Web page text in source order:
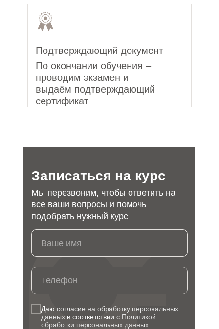
Подтверждающий документ
По окончании обучения –
проводим экзамен и
выдаём подтверждающий
сертификат
Записаться на курс
Мы перезвоним, чтобы ответить на
все ваши вопросы и помочь
подобрать нужный курс
Ваше имя
Телефон
Даю согласие на обработку персональных
данных в соответствии с Политикой
обработки персональных данных